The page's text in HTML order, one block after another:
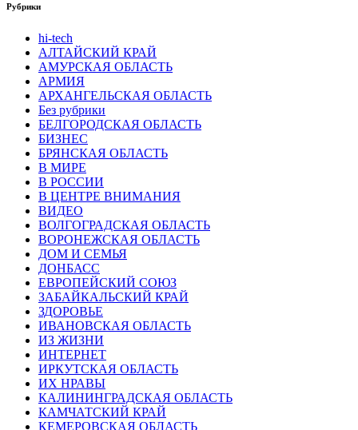
Рубрики
hi-tech
АЛТАЙСКИЙ КРАЙ
АМУРСКАЯ ОБЛАСТЬ
АРМИЯ
АРХАНГЕЛЬСКАЯ ОБЛАСТЬ
Без рубрики
БЕЛГОРОДСКАЯ ОБЛАСТЬ
БИЗНЕС
БРЯНСКАЯ ОБЛАСТЬ
В МИРЕ
В РОССИИ
В ЦЕНТРЕ ВНИМАНИЯ
ВИДЕО
ВОЛГОГРАДСКАЯ ОБЛАСТЬ
ВОРОНЕЖСКАЯ ОБЛАСТЬ
ДОМ И СЕМЬЯ
ДОНБАСС
ЕВРОПЕЙСКИЙ СОЮЗ
ЗАБАЙКАЛЬСКИЙ КРАЙ
ЗДОРОВЬЕ
ИВАНОВСКАЯ ОБЛАСТЬ
ИЗ ЖИЗНИ
ИНТЕРНЕТ
ИРКУТСКАЯ ОБЛАСТЬ
ИХ НРАВЫ
КАЛИНИНГРАДCКАЯ ОБЛАСТЬ
КАМЧАТСКИЙ КРАЙ
КЕМЕРОВСКАЯ ОБЛАСТЬ